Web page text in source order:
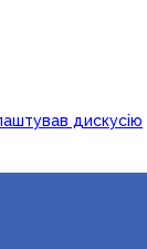
дискусію